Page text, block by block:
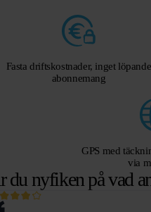
Fasta driftskostnader, inget löpande
abonnemang
GPS med
via
du nyfiken på vad